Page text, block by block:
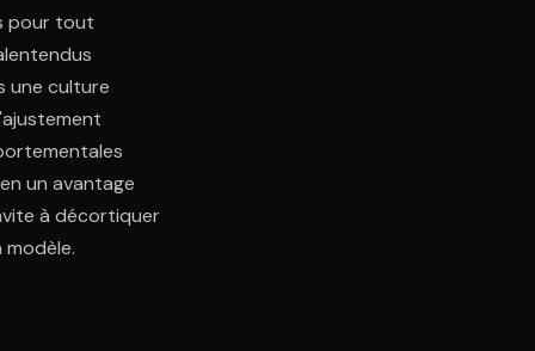
pour tout
une culture
un avantage
à décortiquer